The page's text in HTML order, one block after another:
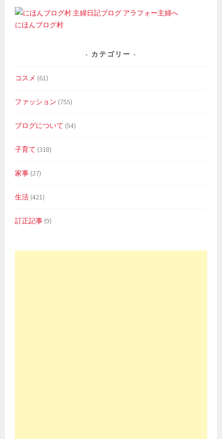
にほんブログ村
カテゴリー
コスメ (61)
ファッション (755)
ブログについて (54)
子育て (318)
家事 (27)
生活 (421)
訂正記事 (9)